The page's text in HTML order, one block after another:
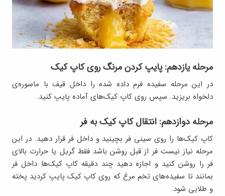
مرحله یازدهم: پایپ کردن مرنگ روی کاپ کیک
در این مرحله سفیده فرم داده شده را داخل قیف با ماسوره‌ی
دلخواه بریزید. سپس روی کاپ کیک‌های آماده پایپ کنید.
مرحله دوازدهم: انتقال کاپ کیک به فر
کاپ کیک‌ها را روی سینی فر بچینید و داخل فر قرار دهید. در این
مرحله نیاز نیست فر از قبل روشن باشد فقط گریل یا حرارت بالای
فر را روشن کنید و اجازه دهید چند دقیقه کاپ کیک‌ها داخل فر
بمانند تا سفیده‌های تخم مرغ که روی کاپ کیک پایپ کردید پخته
و طلایی شود.